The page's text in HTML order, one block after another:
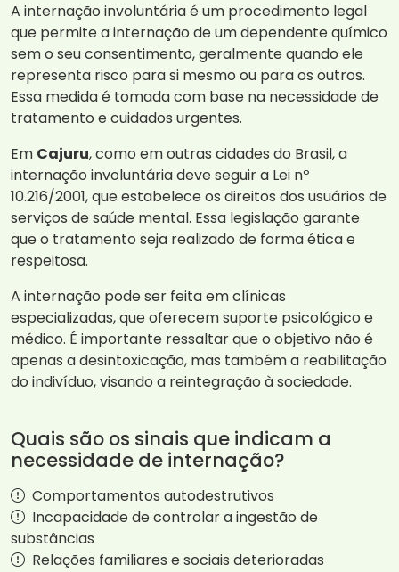
A internação involuntária é um procedimento legal
que permite a internação de um dependente químico
sem o seu consentimento, geralmente quando ele
representa risco para si mesmo ou para os outros.
Essa medida é tomada com base na necessidade de
tratamento e cuidados urgentes.
Em Cajuru, como em outras cidades do Brasil, a
internação involuntária deve seguir a Lei nº
10.216/2001, que estabelece os direitos dos usuários de
serviços de saúde mental. Essa legislação garante
que o tratamento seja realizado de forma ética e
respeitosa.
A internação pode ser feita em clínicas
especializadas, que oferecem suporte psicológico e
médico. É importante ressaltar que o objetivo não é
apenas a desintoxicação, mas também a reabilitação
do indivíduo, visando a reintegração à sociedade.
Quais são os sinais que indicam a
necessidade de internação?
Comportamentos autodestrutivos
Incapacidade de controlar a ingestão de
substâncias
Relações familiares e sociais deterioradas